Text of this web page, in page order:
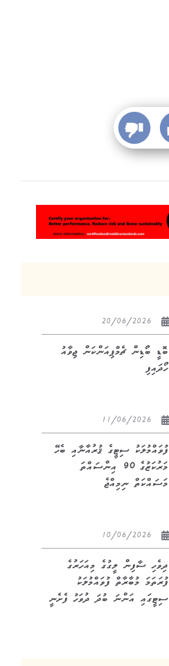
ބޮޑީ ބޯޑިން ޗެމްޕިއަންކަން ޖިވާއު
ހޯދައިފި
ފުވައްމުލަކު ސިޓީގެ ޤުރުއާނާއި ބެހޭ
މަރުކަޒުގެ 90 އިންސައްތަ
މަސައްކަތް ނިމިއްޖެ
ދިވެހި ސާފިން ލީގުގެ މިއަހަރުގެ
ފުރަތަމަ މުބާރާތް ފުވައްމުލަކު
ސިޓީގައި އަންނަ ބުދަ ދުވަހު ފެށެނީ